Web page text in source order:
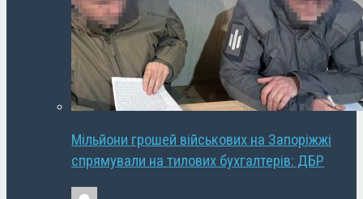
Мільйони грошей військових на Запоріжжі
спрямували на тилових бухгалтерів: ДБР